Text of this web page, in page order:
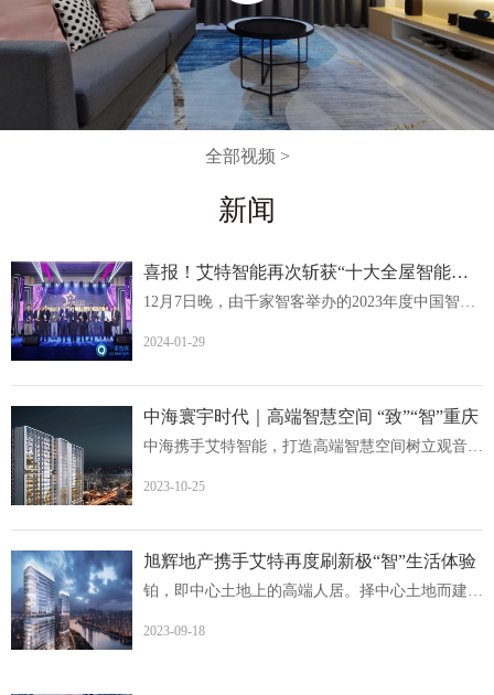
全部视频 >
新闻
喜报！艾特智能再次斩获“十大全屋智能家居品牌
2024-01-29
中海寰宇时代｜高端智慧空间 “致”“智”重庆
2023-10-25
旭辉地产携手艾特再度刷新极“智”生活体验
2023-09-18